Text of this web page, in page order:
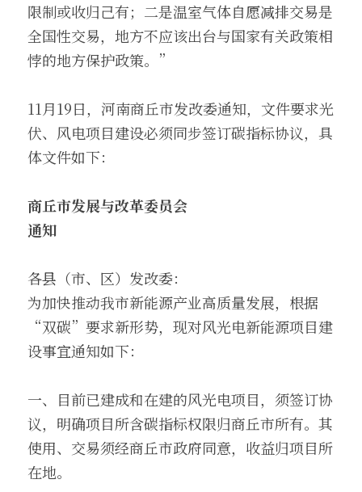
限制或收归己有；二是温室气体自愿减排交易是
全国性交易，地方不应该出台与国家有关政策相
悖的地方保护政策。”
11月19日，河南商丘市发改委通知，文件要求光
伏、风电项目建设必须同步签订碳指标协议，具
体文件如下：
商丘市发展与改革委员会
通知
各县（市、区）发改委：
为加快推动我市新能源产业高质量发展，根据
“双碳”要求新形势，现对风光电新能源项目建
设事宜通知如下：
一、目前已建成和在建的风光电项目，须签订协
议，明确项目所含碳指标权限归商丘市所有。其
使用、交易须经商丘市政府同意，收益归项目所
在地。